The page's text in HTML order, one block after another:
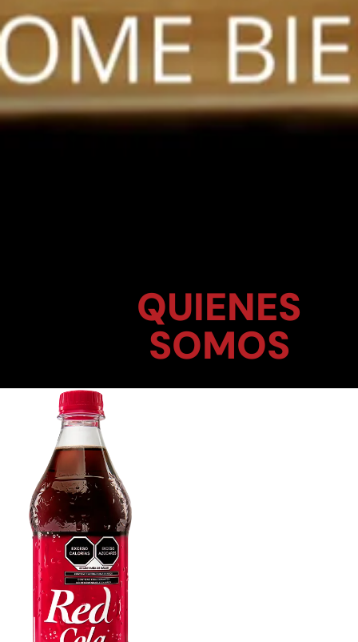
QUIENES
SOMOS